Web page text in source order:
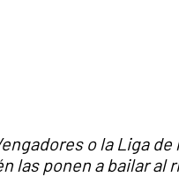
o la Liga
las ponen a bailar al